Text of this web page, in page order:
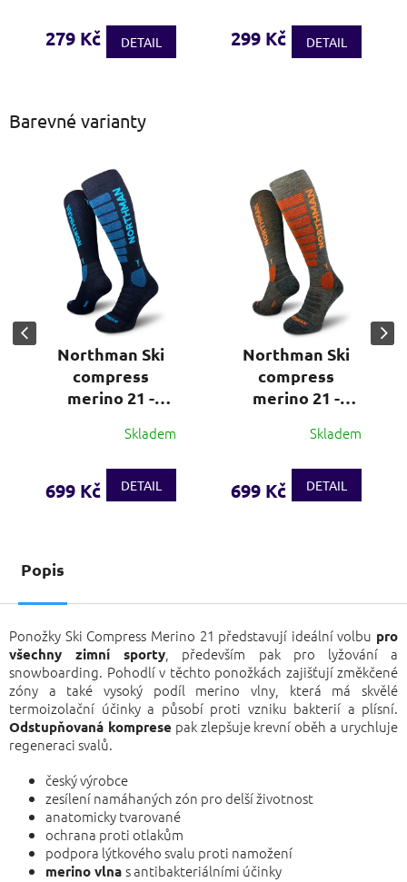
produktu
je
hvězdiček.
279 Kč DETAIL 299 Kč DETAIL
Barevné varianty
Northman Ski
compress
merino 21 -
Skladem
699 Kč DETAIL
Northman Ski
compress
merino 21 -
Skladem
699 Kč DETAIL
Popis
Ponožky Ski Compress Merino 21 představují ideální volbu pro
všechny zimní sporty , především pak pro lyžování a
snowboarding. Pohodlí v těchto ponožkách zajišťují změkčené
zóny a také vysoký podíl merino vlny, která má skvělé
termoizolační účinky a působí proti vzniku bakterií a plísní.
Odstupňovaná komprese pak zlepšuje krevní oběh a urychluje
regeneraci svalů.
český výrobce
zesílení namáhaných zón pro delší životnost
anatomicky tvarované
ochrana proti otlakům
podpora lýtkového svalu proti namožení
merino vlna s antibakteriálními účinky